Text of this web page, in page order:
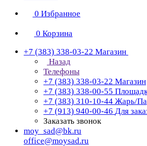
0 Избранное
0 Корзина
+7 (383) 338-03-22 Магазин
Назад
Телефоны
+7 (383) 338-03-22 Магазин
+7 (383) 338-00-55
+7 (383) 310-10-44 Жарь/
+7 (913) 940-00-46 Для
Заказать звонок
moy_sad@bk.ru
office@moysad.ru